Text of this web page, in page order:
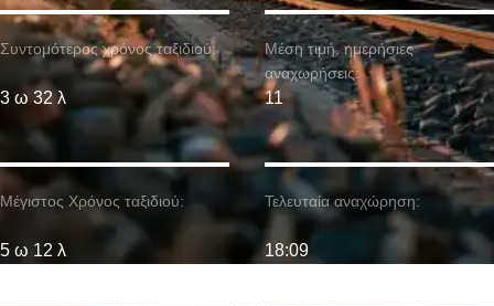
Συντομότερος χρόνος ταξιδιού:
3 ω 32 λ
Μέγιστος Χρόνος ταξιδιού:
5 ω 12 λ
Μέση τιμή. ημερήσιες
αναχωρήσεις:
11
Τελευταία αναχώρηση:
18:09